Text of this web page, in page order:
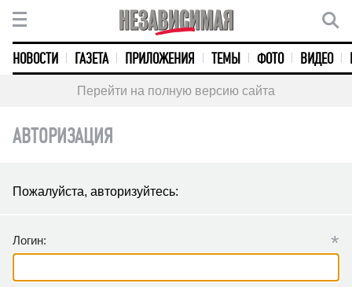
НОВОСТИ ГАЗЕТА ПРИЛОЖЕНИЯ ТЕМЫ ФОТО ВИДЕО
Перейти на полную версию сайта
АВТОРИЗАЦИЯ
Пожалуйста, авторизуйтесь:
Логин: *